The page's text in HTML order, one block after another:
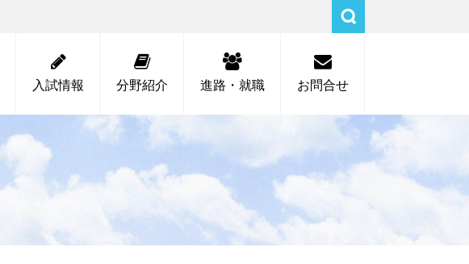
入試情報 分野紹介 進路・就職 お問合せ